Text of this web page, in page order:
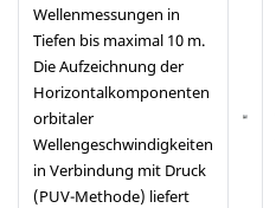
Wellenmessungen in
Tiefen bis maximal 10 m.
Die Aufzeichnung der
Horizontalkomponenten
orbitaler
Wellengeschwindigkeiten
in Verbindung mit Druck
(PUV-Methode) liefert